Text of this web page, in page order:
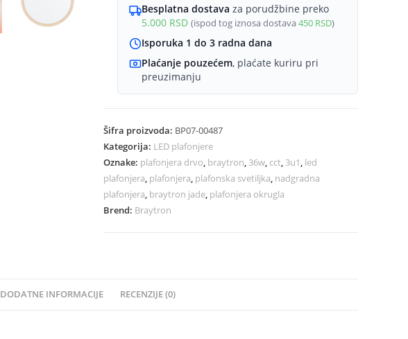
Braytron
količina
Besplatna dostava za porudžbine preko
5.000 RSD (ispod tog iznosa dostava450 RSD)
Isporuka 1 do 3 radna dana
Plaćanje pouzećem, plaćate kuriru pri
preuzimanju
Šifra proizvoda: BP07-00487
Kategorija: LED plafonjere
Oznake: plafonjera drvo, braytron, 36w, cct, 3u1, led
plafonjera, plafonjera, plafonska svetiljka, nadgradna
plafonjera, braytron jade, plafonjera okrugla
Brend: Braytron
DODATNE INFORMACIJE RECENZIJE (0)